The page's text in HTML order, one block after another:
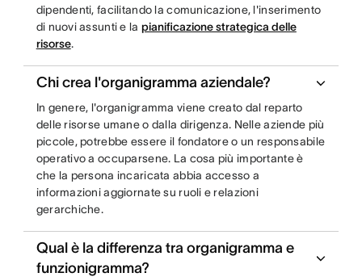
dipendenti, facilitando la comunicazione, l'inserimento
di nuovi assunti e la pianificazione strategica delle
risorse.
Chi crea l'organigramma aziendale?
In genere, l'organigramma viene creato dal reparto
delle risorse umane o dalla dirigenza. Nelle aziende più
piccole, potrebbe essere il fondatore o un responsabile
operativo a occuparsene. La cosa più importante è
che la persona incaricata abbia accesso a
informazioni aggiornate su ruoli e relazioni
gerarchiche.
Qual è la differenza tra organigramma e
funzionigramma?